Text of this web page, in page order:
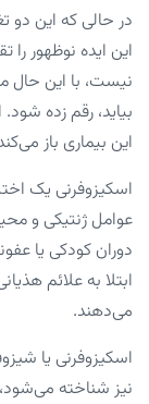
در حالی که این دو
این ایده نوظهور
نیست، با این حال
بیاید، رقم زده
این بیماری باز
اسکیزوفرنی یک
عوامل ژنتیکی و
دوران کودکی یا
ابتلا به علائم
می‌دهند.
نیز شناخته